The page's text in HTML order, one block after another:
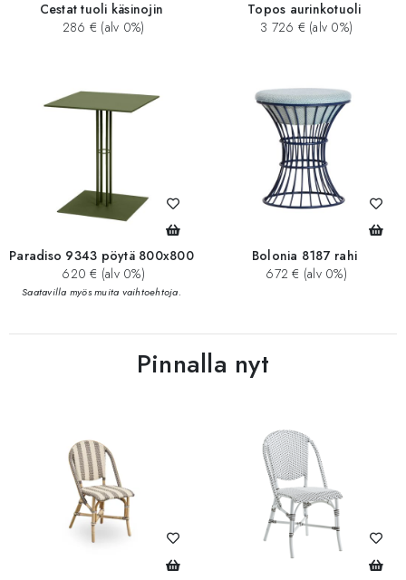
Cestat tuoli käsinojin
286 € (alv 0%)
Topos aurinkotuoli
3 726 € (alv 0%)
Paradiso 9343 pöytä 800x800
620 € (alv 0%)
Saatavilla myös muita vaihtoehtoja.
Bolonia 8187 rahi
672 € (alv 0%)
Pinnalla nyt